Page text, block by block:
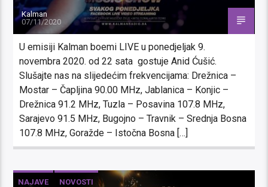
Kalman
07/11/2020
U emisiji Kalman boemi LIVE u ponedjeljak 9.
novembra 2020. od 22 sata gostuje Anid Ćušić.
Slušajte nas na slijedećim frekvencijama: Drežnica –
Mostar – Čapljina 90.00 MHz, Jablanica – Konjic –
Drežnica 91.2 MHz, Tuzla – Posavina 107.8 MHz,
Sarajevo 91.5 MHz, Bugojno – Travnik – Srednja Bosna
107.8 MHz, Goražde – Istočna Bosna […]
NAJAVE NOVOSTI